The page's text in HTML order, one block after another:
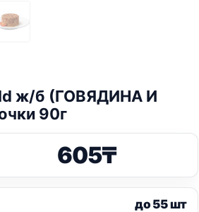
ж/б (ГОВЯДИНА И
90г
605₸
до 55 шт